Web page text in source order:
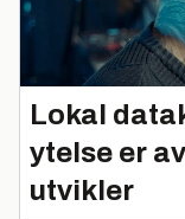
Lokal
ytelse er
utvikler